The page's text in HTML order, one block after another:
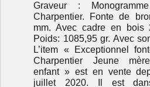
Graveur :
Charpentier. Fonte de
mm. Avec cadre en bois
Poids: 1085,95 gr. Avec
L’item « Exceptionnel
Charpentier Jeune
enfant » est en vente
juillet 2020. Il est